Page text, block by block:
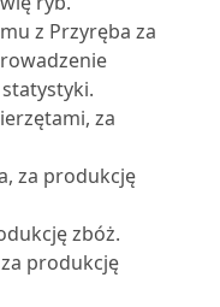
z Przyręba za
za
za produkcję
zbóż.
produkcję